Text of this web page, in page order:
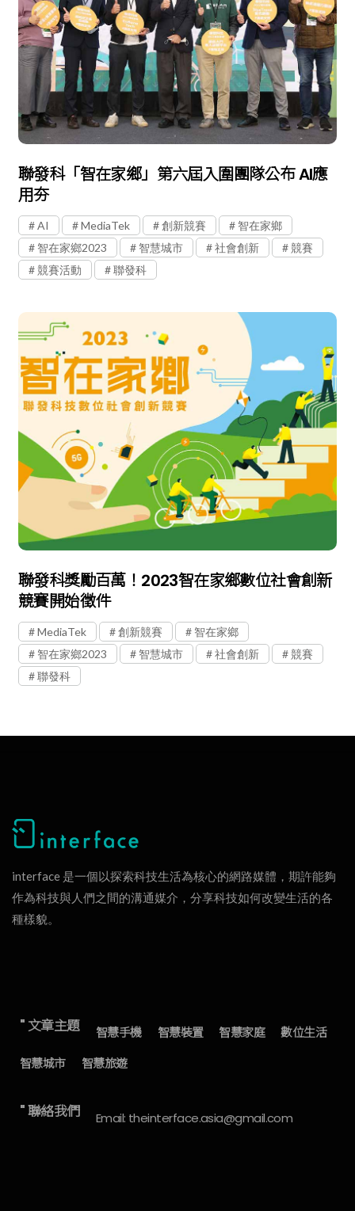
聯發科「智在家鄉」第六屆入圍團隊公布 AI應
用夯
AI MediaTek 創新競賽
智在家鄉
智在家鄉2023
智慧城市 社會創新
競賽
競賽活動
聯發科
聯發科獎勵百萬！2023智在家鄉數位社會創新
競賽開始徵件
MediaTek 創新競賽
智在家鄉
智在家鄉2023
智慧城市 社會創新
競賽
聯發科
interface 是一個以探索科技生活為核心的網路媒體，期許能夠
作為科技與人們之間的溝通媒介，分享科技如何改變生活的各
種樣貌。
" 文章主題 智慧手機 智慧裝置 智慧家庭
數位生活
智慧城市
智慧旅遊
" 聯絡我們 Email: theinterface.asia@gmail.com